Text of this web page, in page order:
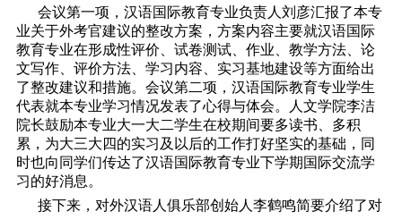
会议第一项，汉语国际教育专业负责人刘彦汇报了本专
业关于外考官建议的整改方案，方案内容主要就汉语国际
教育专业在形成性评价、试卷测试、作业、教学方法、论
文写作、评价方法、学习内容、实习基地建设等方面给出
了整改建议和措施。会议第二项，汉语国际教育专业学生
代表就本专业学习情况发表了心得与体会。人文学院李洁
院长鼓励本专业大一大二学生在校期间要多读书、多积
累，为大三大四的实习及以后的工作打好坚实的基础，同
时也向同学们传达了汉语国际教育专业下学期国际交流学
习的好消息。
接下来，对外汉语人俱乐部创始人李鹤鸣简要介绍了对